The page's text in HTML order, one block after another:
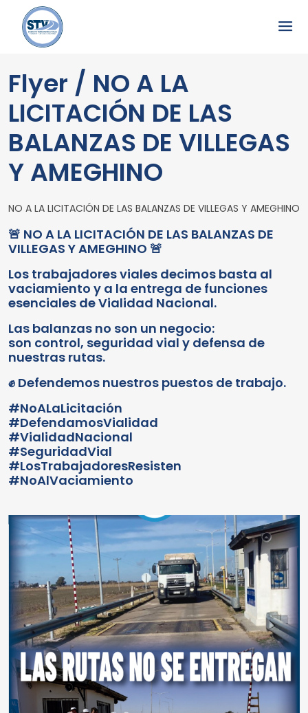
Flyer / NO A LA
LICITACIÓN DE LAS
BALANZAS DE VILLEGAS
Y AMEGHINO
NO A LA LICITACIÓN DE LAS BALANZAS DE VILLEGAS Y AMEGHINO
🚨 NO A LA LICITACIÓN DE LAS BALANZAS DE
VILLEGAS Y AMEGHINO 🚨
Los trabajadores viales decimos basta al
vaciamiento y a la entrega de funciones
esenciales de Vialidad Nacional.
Las balanzas no son un negocio:
son control, seguridad vial y defensa de
nuestras rutas.
✊ Defendemos nuestros puestos de trabajo.
#NoALaLicitación
#DefendamosVialidad
#VialidadNacional
#SeguridadVial
#LosTrabajadoresResisten
#NoAlVaciamiento